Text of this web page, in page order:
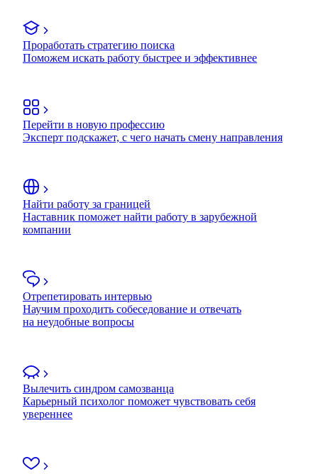
Проработать стратегию поиска
Поможем искать работу быстрее и эффективнее
Перейти в новую профессию
Эксперт подскажет, с чего начать смену направления
Найти работу за границей
Наставник поможет найти работу в зарубежной
компании
Отрепетировать интервью
Научим проходить собеседование и отвечать
на неудобные вопросы
Вылечить синдром самозванца
Карьерный психолог поможет чувствовать себя
увереннее